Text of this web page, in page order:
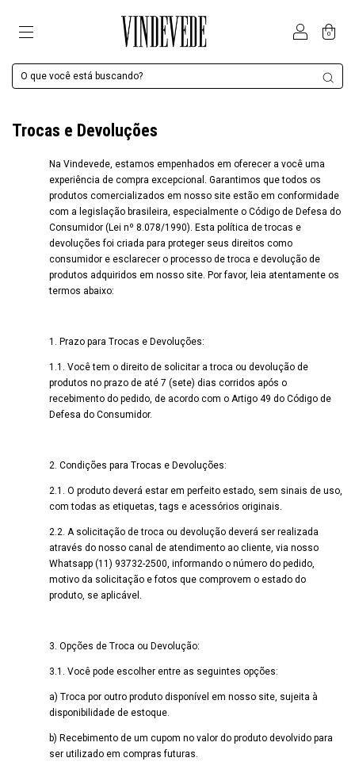
0
Trocas e Devoluções
Na Vindevede, estamos empenhados em oferecer a você uma
experiência de compra excepcional. Garantimos que todos os
produtos comercializados em nosso site estão em conformidade
com a legislação brasileira, especialmente o Código de Defesa do
Consumidor (Lei nº 8.078/1990). Esta política de trocas e
devoluções foi criada para proteger seus direitos como
consumidor e esclarecer o processo de troca e devolução de
produtos adquiridos em nosso site. Por favor, leia atentamente os
termos abaixo:
1. Prazo para Trocas e Devoluções:
1.1. Você tem o direito de solicitar a troca ou devolução de
produtos no prazo de até 7 (sete) dias corridos após o
recebimento do pedido, de acordo com o Artigo 49 do Código de
Defesa do Consumidor.
2. Condições para Trocas e Devoluções:
2.1. O produto deverá estar em perfeito estado, sem sinais de uso,
com todas as etiquetas, tags e acessórios originais.
2.2. A solicitação de troca ou devolução deverá ser realizada
através do nosso canal de atendimento ao cliente, via nosso
Whatsapp (11) 93732-2500, informando o número do pedido,
motivo da solicitação e fotos que comprovem o estado do
produto, se aplicável.
3. Opções de Troca ou Devolução:
3.1. Você pode escolher entre as seguintes opções:
a) Troca por outro produto disponível em nosso site, sujeita à
disponibilidade de estoque.
b) Recebimento de um cupom no valor do produto devolvido para
ser utilizado em compras futuras.